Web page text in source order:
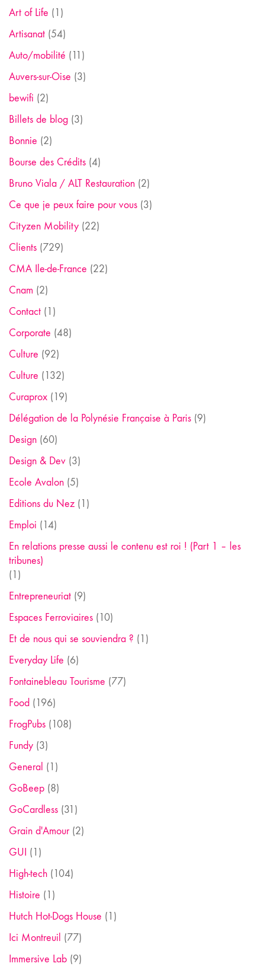
Art of Life (1)
Artisanat (54)
Auto/mobilité (11)
Auvers-sur-Oise (3)
bewifi (2)
Billets de blog (3)
Bonnie (2)
Bourse des Crédits (4)
Bruno Viala / ALT Restauration (2)
Ce que je peux faire pour vous (3)
Cityzen Mobility (22)
Clients (729)
CMA Ile-de-France (22)
Cnam (2)
Contact (1)
Corporate (48)
Culture (92)
Culture (132)
Curaprox (19)
Délégation de la Polynésie Française à Paris (9)
Design (60)
Design & Dev (3)
Ecole Avalon (5)
Editions du Nez (1)
Emploi (14)
En relations presse aussi le contenu est roi ! (Part 1 – les
tribunes)
(1)
Entrepreneuriat (9)
Espaces Ferroviaires (10)
Et de nous qui se souviendra ? (1)
Everyday Life (6)
Fontainebleau Tourisme (77)
Food (196)
FrogPubs (108)
Fundy (3)
General (1)
GoBeep (8)
GoCardless (31)
Grain d'Amour(2)
GUI (1)
High-tech (104)
Histoire (1)
Hutch Hot-Dogs House (1)
Ici Montreuil (77)
Immersive Lab (9)